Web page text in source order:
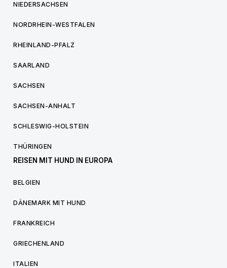
NIEDERSACHSEN
NORDRHEIN-WESTFALEN
RHEINLAND-PFALZ
SAARLAND
SACHSEN
SACHSEN-ANHALT
SCHLESWIG-HOLSTEIN
THÜRINGEN
REISEN MIT HUND IN EUROPA
BELGIEN
DÄNEMARK MIT HUND
FRANKREICH
GRIECHENLAND
ITALIEN